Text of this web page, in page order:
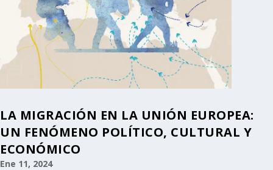
LA MIGRACIÓN EN LA UNIÓN EUROPEA:
UN FENÓMENO POLÍTICO, CULTURAL Y
ECONÓMICO
Ene 11, 2024